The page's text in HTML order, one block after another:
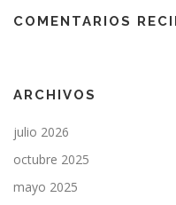
COMENTARIOS
ARCHIVOS
julio 2026
octubre 2025
mayo 2025